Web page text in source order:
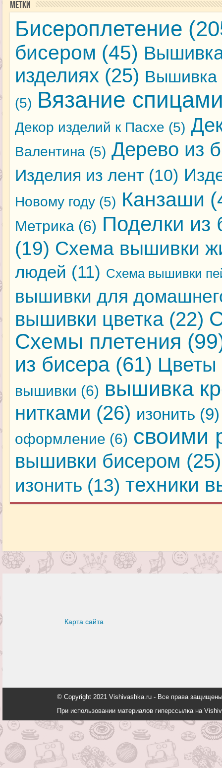
Метки
Бисероплетение
бисером (45)
изделиях (25) Вышивка
(5) Вязание
Декор изделий к Пасхе (5)
Валентина(5) Дерево из
Изделия из лент (10)
Новому году(5) Канзаши
Метрика(6) Поделки из
(19) Схема вышивки
людей (11) Схема вышивки
вышивки для
вышивки цветка(22)
Схемы плетения
из бисера(61) Цветы
вышивки (6) вышивка
нитками (26) изонить (9)
оформление (6) своими
вышивки бисером (25)
изонить (13) техники
Карта сайта
© Copyright 2021 Vishivashka.ru - Все права
При использовании материалов гиперссылка на